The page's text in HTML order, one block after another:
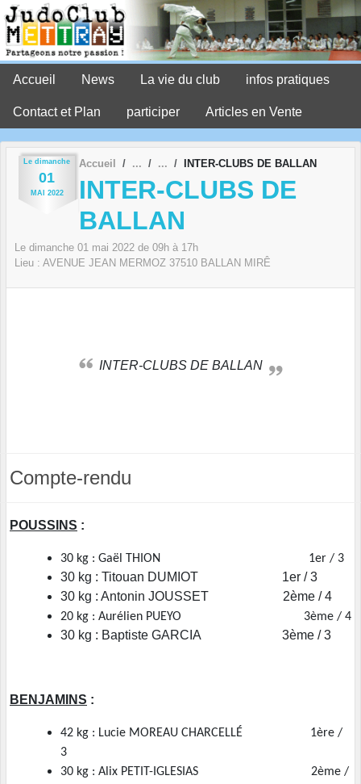
Accueil News La vie du club infos pratiques
Contact et Plan participer Articles en Vente
Le dimanche
01
MAI 2022
Accueil INTER-CLUBS DE BALLAN
INTER-CLUBS DE
BALLAN
Le dimanche 01 mai 2022 de 09h à 17h
Lieu : AVENUE JEAN MERMOZ 37510 BALLAN MIRÊ
INTER-CLUBS DE BALLAN
Compte-rendu
POUSSINS :
30 kg : Gaël THION 1er / 3
30 kg : Titouan DUMIOT 1er / 3
30 kg : Antonin JOUSSET 2ème / 4
20 kg : Aurélien PUEYO 3ème / 4
30 kg : Baptiste GARCIA 3ème / 3
BENJAMINS :
42 kg : Lucie MOREAU CHARCELLÉ 1ère /
3
30 kg : Alix PETIT-IGLESIAS 2ème /
Panneau de gestion des cookies